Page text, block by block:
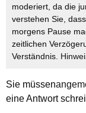
moderiert, da die
verstehen Sie,
morgens Pause
zeitlichen
Verständnis.
Sie müssen
eine Antwort